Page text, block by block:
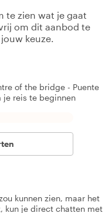
te zien wat je gaat
om dit aanbod te
keuze.
of the bridge - Puente
je reis te beginnen
kunnen zien, maar het
kun je direct chatten met